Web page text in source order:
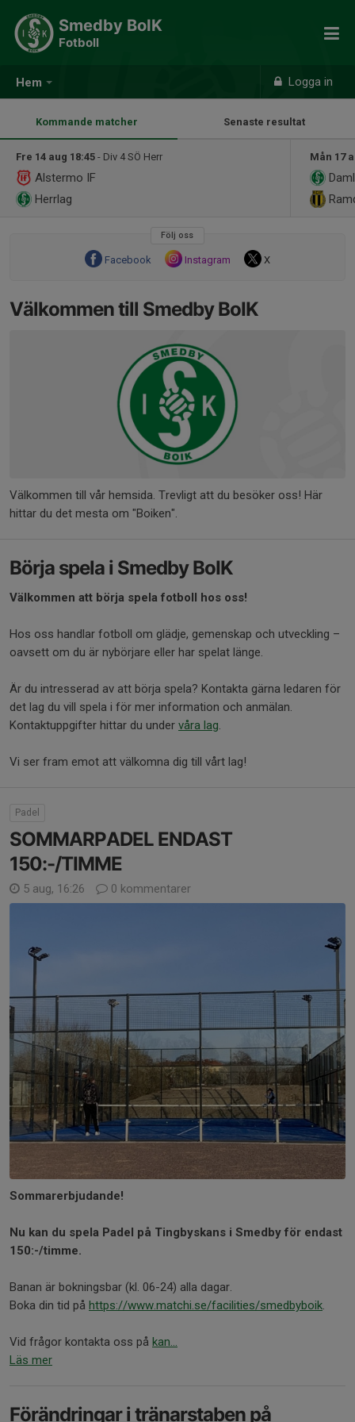
Hem Logga in
Smedby BoIK
Fotboll
Kommande matcher Senaste resultat
Fre 14 aug 18:45 - Div 4 SÖ Herr
Alstermo IF
Herrlag
Mån 17
Följ oss
Facebook Instagram X
Välkommen till Smedby BoIK
Välkommen till vår hemsida. Trevligt att du besöker oss! Här
hittar du det mesta om "Boiken".
Börja spela i Smedby BoIK
Välkommen att börja spela fotboll hos oss!
Hos oss handlar fotboll om glädje, gemenskap och utveckling –
oavsett om du är nybörjare eller har spelat länge.
Är du intresserad av att börja spela? Kontakta gärna ledaren för
det lag du vill spela i för mer information och anmälan.
Kontaktuppgifter hittar du under våra lag
Vi ser fram emot att välkomna dig till vårt lag!
Padel
SOMMARPADEL ENDAST
150:-/TIMME
5 aug, 16:26 0 kommentarer
Sommarerbjudande!
Nu kan du spela Padel på Tingbyskans i Smedby för endast
150:-/timme.
Banan är bokningsbar (kl. 06-24) alla dagar.
Boka din tid på https://www.matchi.se/facilities/smedbyboik.
Vid frågor kontakta oss på kan...
Läs mer
Förändringar i tränarstaben på